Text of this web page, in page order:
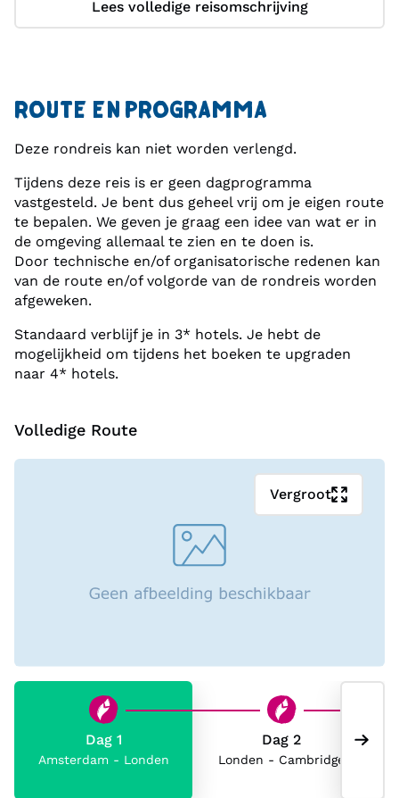
Lees volledige reisomschrijving
ROUTE EN PROGRAMMA
Deze rondreis kan niet worden verlengd.
Tijdens deze reis is er geen dagprogramma
vastgesteld. Je bent dus geheel vrij om je eigen route
te bepalen. We geven je graag een idee van wat er in
de omgeving allemaal te zien en te doen is.
Door technische en/of organisatorische redenen kan
van de route en/of volgorde van de rondreis worden
afgeweken.
Standaard verblijf je in 3* hotels. Je hebt de
mogelijkheid om tijdens het boeken te upgraden
naar 4* hotels.
Volledige Route
Vergroot
Dag 1
Amsterdam - Londen
Dag 2
Londen - Cambridge